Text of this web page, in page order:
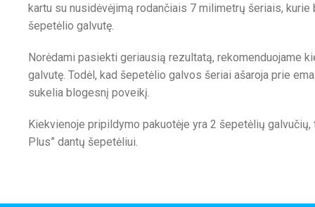
kartu su nusidėvėjimą rodančiais 7 milimetrų šeriais,
šepetėlio galvutę.
Norėdami pasiekti geriausią rezultatą, rekomenduojame
galvutę. Todėl, kad šepetėlio galvos šeriai ašaroja prie
sukelia blogesnį poveikį.
Kiekvienoje pripildymo pakuotėje yra 2 šepetėlių galvučių,
Plus” dantų šepetėliui.